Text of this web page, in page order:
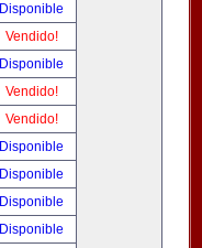
Disponible
Vendido!
Disponible
Vendido!
Vendido!
Disponible
Disponible
Disponible
Disponible